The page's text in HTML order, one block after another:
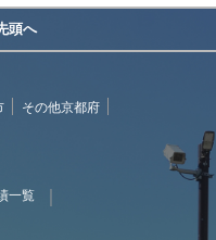
頭へ
その他京都府
一覧